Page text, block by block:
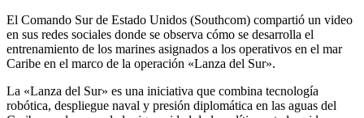
El Comando Sur de Estado Unidos (Southcom) compartió un video
en sus redes sociales donde se observa cómo se desarrolla el
entrenamiento de los marines asignados a los operativos en el mar
Caribe en el marco de la operación «Lanza del Sur».
La «Lanza del Sur» es una iniciativa que combina tecnología
robótica, despliegue naval y presión diplomática en las aguas del